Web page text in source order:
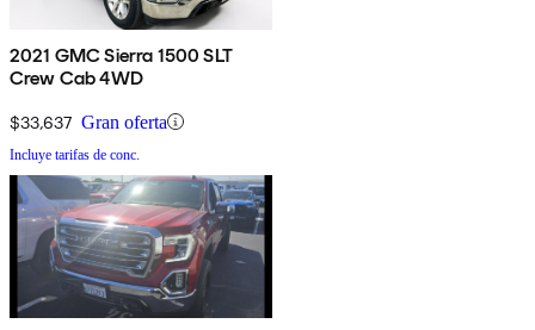
2021 GMC Sierra 1500 SLT
Crew Cab 4WD
$33,637 Gran oferta
Incluye tarifas de conc.